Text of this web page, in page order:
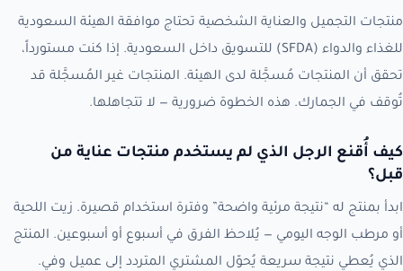
منتجات التجميل والعناية الشخصية تحتاج موافقة الهيئة السعودية
للغذاء والدواء (SFDA) للتسويق داخل السعودية. إذا كنت مستورداً،
تحقق أن المنتجات مُسجَّلة لدى الهيئة. المنتجات غير المُسجَّلة قد
تُوقف في الجمارك. هذه الخطوة ضرورية — لا تتجاهلها.
كيف أُقنع الرجل الذي لم يستخدم منتجات عناية من
قبل؟
ابدأ بمنتج له “نتيجة مرئية واضحة” وفترة استخدام قصيرة. زيت اللحية
أو مرطب الوجه اليومي — يُلاحظ الفرق في أسبوع أو أسبوعين. المنتج
الذي يُعطي نتيجة سريعة يُحوّل المشتري المتردد إلى عميل وفي.